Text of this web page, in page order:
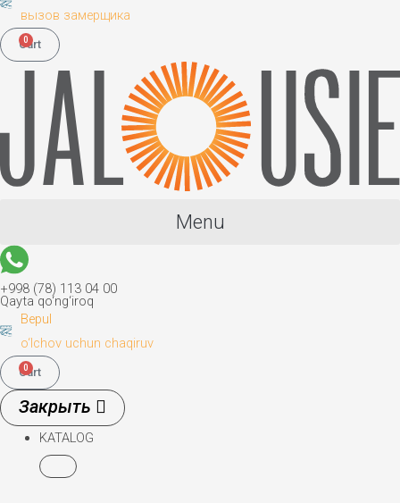
вызов замерщика
0
Cart
Menu
+998 (78) 113 04 00
Qayta qo‘ng‘iroq
Bepul
o‘lchov uchun chaqiruv
0
Cart
KATALOG